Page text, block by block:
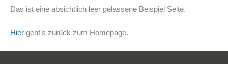
Das ist eine absichtlich leer gelassene Beispiel Seite.
Hier geht’s zurück zum Homepage.